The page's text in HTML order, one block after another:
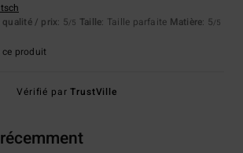
qualité / prix: 5/5 Taille: Taille parfaite Matière: 5/5
produit
Vérifié parTrustVille